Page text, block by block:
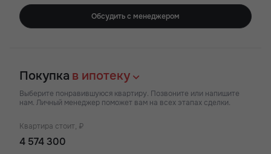
Обсудить с менеджером
Покупка в ипотеку
Выберите понравившуюся квартиру. Позвоните или напишите
нам. Личный менеджер поможет вам на всех этапах сделки.
Квартира стоит, ₽